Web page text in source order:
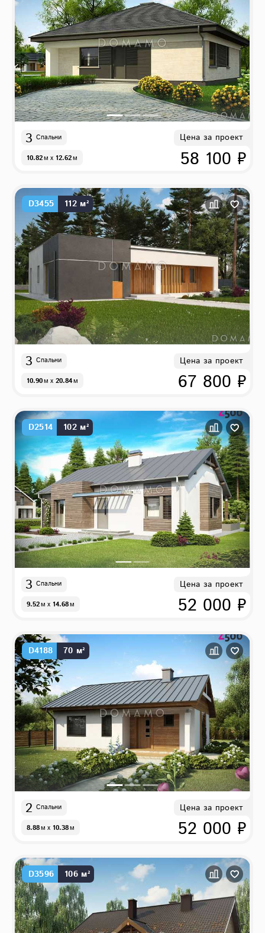
3 Спальни
10.82м x 12.62м
Цена за проект
58 100 ₽
D3455 112 м²
3 Спальни
10.90м x 20.84м
Цена за проект
67 800 ₽
D2514 102 м²
3 Спальни
9.52м x 14.68м
Цена за проект
52 000 ₽
D4188 70 м²
2 Спальни
8.88м x 10.38м
Цена за проект
52 000 ₽
D3596 106 м²